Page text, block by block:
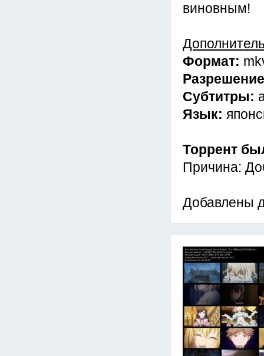
виновным!
Формат:
Субтитры:
Язык:
Торрент
Причина:
Добавлены